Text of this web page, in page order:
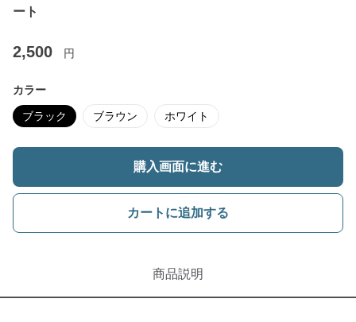
ート
2,500 円
カラー
ブラック ブラウン ホワイト
購入画面に進む
カートに追加する
商品説明